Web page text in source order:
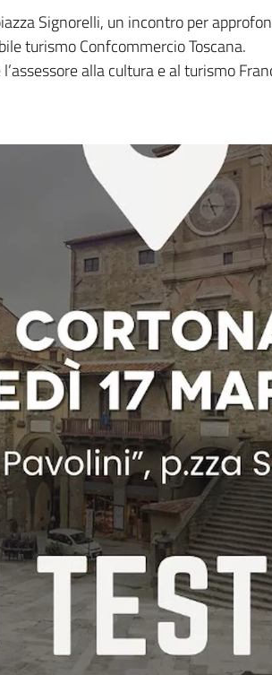
Signorelli, un incontro per
turismo Confcommercio Toscana.
alla cultura e al turismo